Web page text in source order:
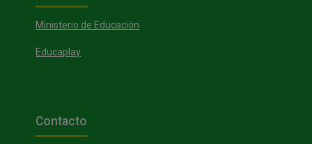
Ministerio de Educación
Educaplay
Bloques
Contacto